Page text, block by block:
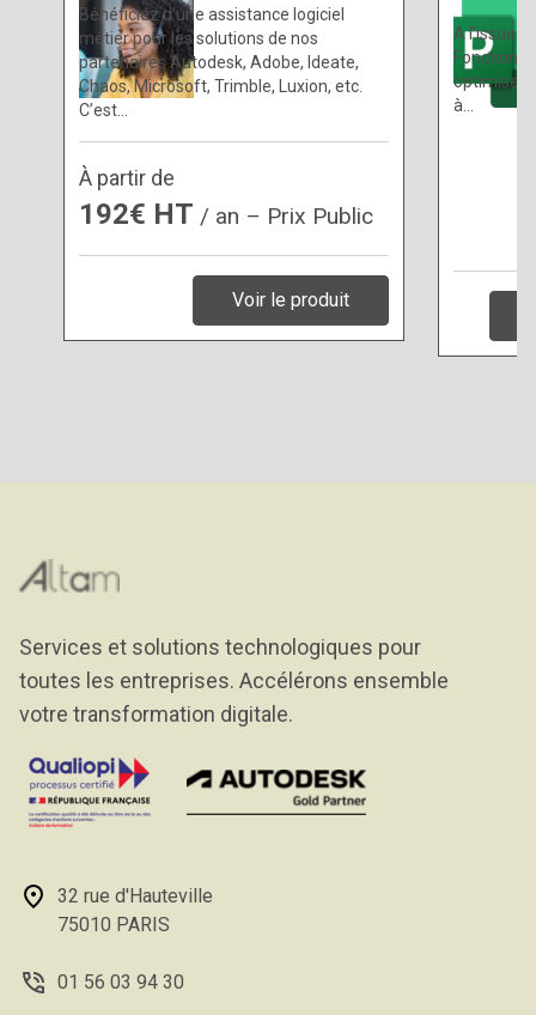
Bénéficiez d’une assistance logiciel
métier pour les solutions de nos
partenaires Autodesk, Adobe, Ideate,
Chaos, Microsoft, Trimble, Luxion, etc.
C’est…
À partir de
192€ HT / an – Prix Public
Voir le produit
A l’issue
optimiser
à…
Services et solutions technologiques pour
toutes les entreprises. Accélérons ensemble
votre transformation digitale.
32 rue d'Hauteville
75010 PARIS
01 56 03 94 30